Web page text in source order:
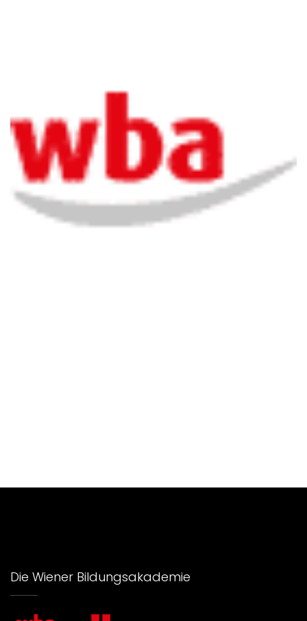
Die Wiener Bildungsakademie